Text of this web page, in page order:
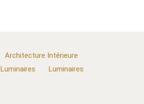
Architecture Intérieure
Luminaires
Luminaires